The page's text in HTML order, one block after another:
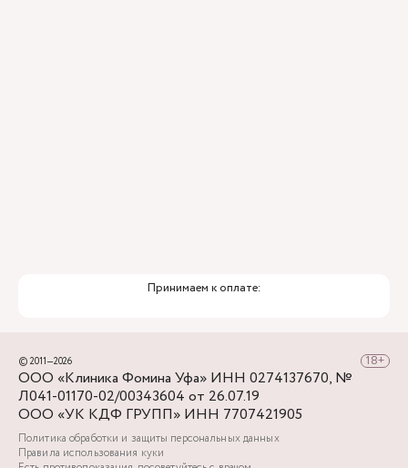
Принимаем к оплате:
© 2011—2026
ООО «Клиника Фомина Уфа» ИНН 0274137670, №
Л041-01170-02/00343604 от 26.07.19
ООО «УК КДФ ГРУПП» ИНН 7707421905
Политика обработки и защиты персональных данных
Правила использования куки